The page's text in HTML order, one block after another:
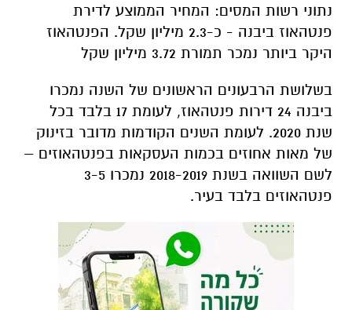
נתוני רשות המסים: המחיר הממוצע לדירת
פנטהאוז ביבנה - כ-2.3 מיליון שקל. הפנטהאוז
היקר ביותר נמכר תמורת 3.72 מיליון שקל
בשלושת הרבעונים הראשונים של השנה נמכרו
ביבנה 24 דירות פנטהאוז, לעומת 17 בלבד בכל
שנת 2020. לעומת השנים הקודמות מדובר בזינוק
של מאות אחוזים בכמות העסקאות בפנטהאוזים –
לשם השוואה בשנת 2018-2019 נמכרו 3-5
פנטהאוזים בלבד בעיר.